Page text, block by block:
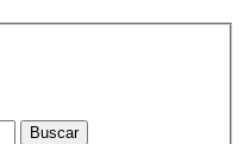
Buscar